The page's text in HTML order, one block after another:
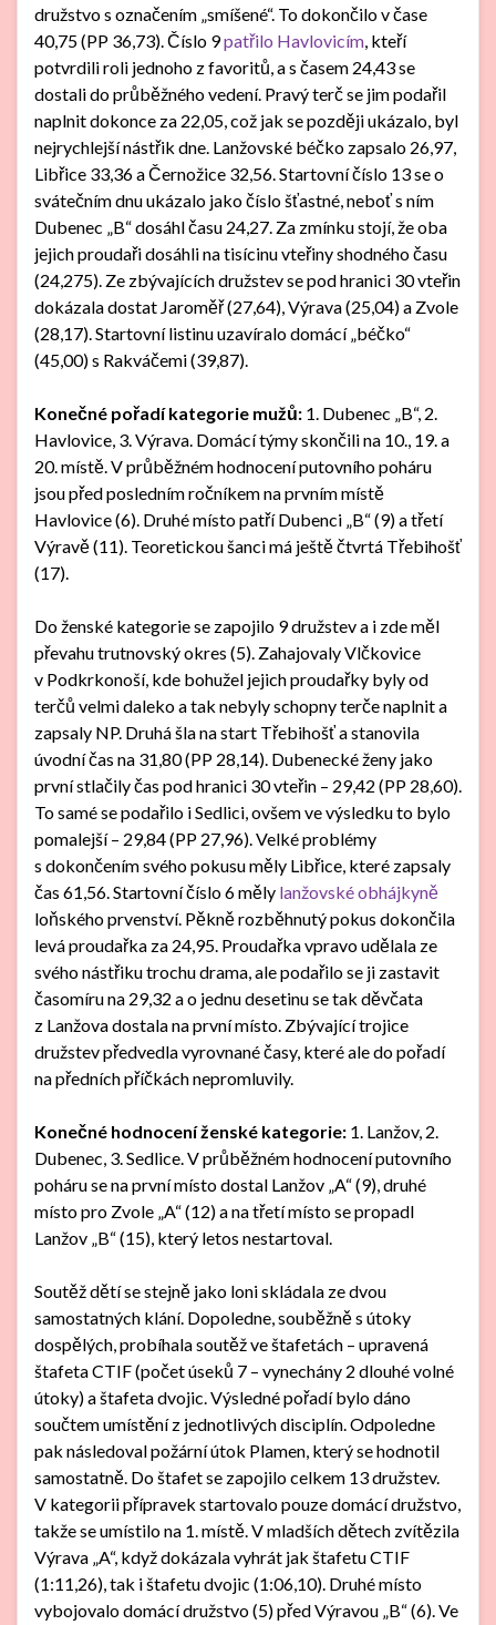
družstvo s označením „smíšené“. To dokončilo v čase
40,75 (PP 36,73). Číslo 9patřilo Havlovicím, kteří
potvrdili roli jednoho z favoritů, a s časem 24,43 se
dostali do průběžného vedení. Pravý terč se jim podařil
naplnit dokonce za 22,05, což jak se později ukázalo, byl
nejrychlejší nástřik dne. Lanžovské béčko zapsalo 26,97,
Libřice 33,36 a Černožice 32,56. Startovní číslo 13 se o
svátečním dnu ukázalo jako číslo šťastné, neboť s ním
Dubenec „B“ dosáhl času 24,27. Za zmínku stojí, že oba
jejich proudaři dosáhli na tisícinu vteřiny shodného času
(24,275). Ze zbývajících družstev se pod hranici 30 vteřin
dokázala dostat Jaroměř (27,64), Výrava (25,04) a Zvole
(28,17). Startovní listinu uzavíralo domácí „béčko“
(45,00) s Rakváčemi (39,87).
Konečné pořadí kategorie mužů: 1. Dubenec „B“, 2.
Havlovice, 3. Výrava. Domácí týmy skončili na 10., 19. a
20. místě. V průběžném hodnocení putovního poháru
jsou před posledním ročníkem na prvním místě
Havlovice (6). Druhé místo patří Dubenci „B“ (9) a třetí
Výravě (11). Teoretickou šanci má ještě čtvrtá Třebihošť
(17).
Do ženské kategorie se zapojilo 9 družstev a i zde měl
převahu trutnovský okres (5). Zahajovaly Vlčkovice
v Podkrkonoší, kde bohužel jejich proudařky byly od
terčů velmi daleko a tak nebyly schopny terče naplnit a
zapsaly NP. Druhá šla na start Třebihošť a stanovila
úvodní čas na 31,80 (PP 28,14). Dubenecké ženy jako
první stlačily čas pod hranici 30 vteřin – 29,42 (PP 28,60).
To samé se podařilo i Sedlici, ovšem ve výsledku to bylo
pomalejší – 29,84 (PP 27,96). Velké problémy
s dokončením svého pokusu měly Libřice, které zapsaly
čas 61,56. Startovní číslo 6 měly lanžovské obhájkyně
loňského prvenství. Pěkně rozběhnutý pokus dokončila
levá proudařka za 24,95. Proudařka vpravo udělala ze
svého nástřiku trochu drama, ale podařilo se ji zastavit
časomíru na 29,32 a o jednu desetinu se tak děvčata
z Lanžova dostala na první místo. Zbývající trojice
družstev předvedla vyrovnané časy, které ale do pořadí
na předních příčkách nepromluvily.
Konečné hodnocení ženské kategorie: 1. Lanžov, 2.
Dubenec, 3. Sedlice. V průběžném hodnocení putovního
poháru se na první místo dostal Lanžov „A“ (9), druhé
místo pro Zvole „A“ (12) a na třetí místo se propadl
Lanžov „B“ (15), který letos nestartoval.
Soutěž dětí se stejně jako loni skládala ze dvou
samostatných klání. Dopoledne, souběžně s útoky
dospělých, probíhala soutěž ve štafetách – upravená
štafeta CTIF (počet úseků 7 – vynechány 2 dlouhé volné
útoky) a štafeta dvojic. Výsledné pořadí bylo dáno
součtem umístění z jednotlivých disciplín. Odpoledne
pak následoval požární útok Plamen, který se hodnotil
samostatně. Do štafet se zapojilo celkem 13 družstev.
V kategorii přípravek startovalo pouze domácí družstvo,
takže se umístilo na 1. místě. V mladších dětech zvítězila
Výrava „A“, když dokázala vyhrát jak štafetu CTIF
(1:11,26), tak i štafetu dvojic (1:06,10). Druhé místo
vybojovalo domácí družstvo (5) před Výravou „B“ (6). Ve